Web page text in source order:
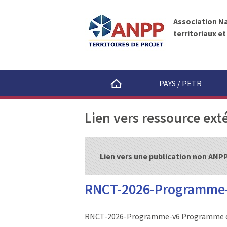
A
N
P
P
Association
territoriaux et
PAYS / PETR
Lien vers ressource
Lien vers une publication non
RNCT-2026-
RNCT-2026-Programme-v6 Programme